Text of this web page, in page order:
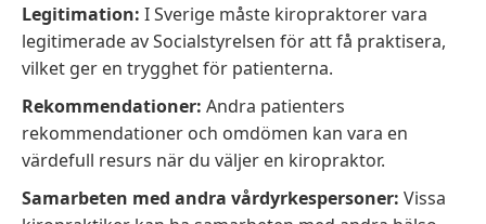
Legitimation: I Sverige måste kiropraktorer vara
legitimerade av Socialstyrelsen för att få praktisera,
vilket ger en trygghet för patienterna.
Rekommendationer: Andra patienters
rekommendationer och omdömen kan vara en
värdefull resurs när du väljer en kiropraktor.
Samarbeten med andra vårdyrkespersoner: Vissa